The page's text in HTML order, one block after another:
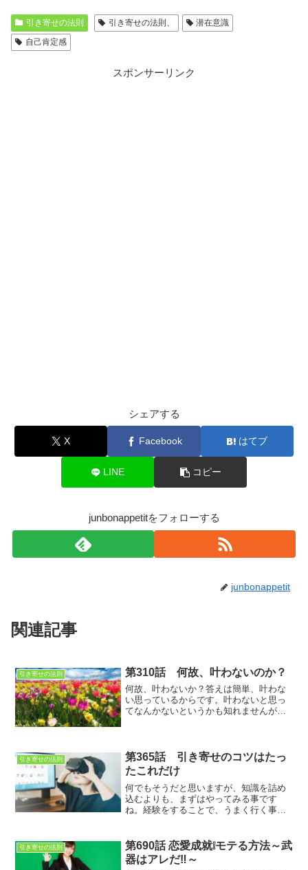
引き寄せの法則 引き寄せの法則、
潜在意識
自己肯定感
スポンサーリンク
シェアする
X Facebook はてブ
LINE コピー
junbonappetitをフォローする
junbonappetit
関連記事
引き寄せの法則 第310話 何故、叶わないのか？
何故、叶わないか？答えは簡単、叶わな
い思っているからです。叶わないと思っ
てなんかないというかも知れませんが、
す。
引き寄せの法則
第365話 引き寄せのコツはたっ
たこれだけ
何でもそうだと思いますが、知識を詰め
込むよりも、まずはやってみる事です
ね。経験をすることで、うまく行く事や
良いのですが、何もしないと修正すら出
来ないのです。まずは行動ですね。
引き寄せの法則
第690話 恋愛成就❕モテる方法～武
器はアレだ‼～